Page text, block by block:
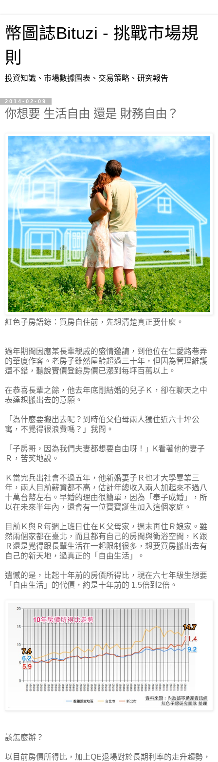
幣圖誌Bituzi - 挑戰市場規
則
投資知識、市場數據圖表、交易策略、研究報告
2014-02-09
你想要 生活自由 還是 財務自由？
紅色子房語錄：買房自住前，先想清楚真正要什麼。
過年期間因應某長輩親戚的盛情邀請，到他位在仁愛路巷弄
的華廈作客。老房子雖然屋齡超過三十年，但因為管理維護
還不錯，聽說實價登錄房價已漲到每坪百萬以上。
在恭喜長輩之餘，他去年底剛結婚的兒子Ｋ，卻在聊天之中
表達想搬出去的意願。
「為什麼要搬出去呢？到時伯父伯母兩人獨住近六十坪公
寓，不覺得很浪費嗎？」我問。
「子房哥，因為我們夫妻都想要自由呀！」K看著他的妻子
Ｒ，苦笑地說。
Ｋ當完兵出社會不過五年，他新婚妻子Ｒ也才大學畢業三
年，兩人目前薪資都不高，估計年總收入兩人加起來不過八
十萬台幣左右。早婚的理由很簡單，因為「奉子成婚」，所
以在未來半年內，還會有一位寶寶誕生加入這個家庭。
目前Ｋ與Ｒ每週上班日住在Ｋ父母家，週末再住Ｒ娘家。雖
然兩個家都在臺北，而且都有自己的房間與衛浴空間，Ｋ跟
Ｒ還是覺得跟長輩生活在一起限制很多，想要買房搬出去有
自己的新天地，過真正的「自由生活」。
遺憾的是，比起十年前的房價所得比，現在六七年級生想要
「自由生活」的代價，約是十年前的 1.5倍到2倍。
該怎麼辦？
以目前房價所得比，加上QE退場對於長期利率的走升趨勢，